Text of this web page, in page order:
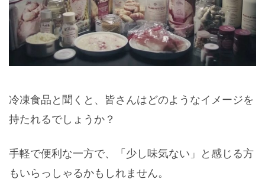
冷凍食品と聞くと、皆さんはどのようなイメージを
持たれるでしょうか？
手軽で便利な一方で、「少し味気ない」と感じる方
もいらっしゃるかもしれません。